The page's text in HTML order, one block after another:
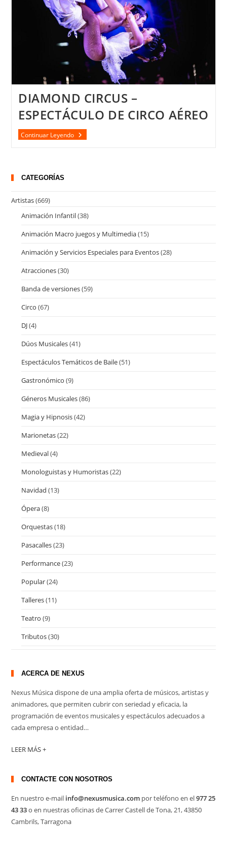
DIAMOND CIRCUS –
ESPECTÁCULO DE CIRCO AÉREO
Continuar LeyendoDIAMOND
CATEGORÍAS
Artistas(669)
Animación Infantil(38)
Animación Macro juegos y Multimedia(15)
Animación y Servicios Especiales para Eventos(28)
Atracciones(30)
Banda de versiones(59)
Circo (67)
DJ(4)
Dúos Musicales(41)
Espectáculos Temáticos de Baile(51)
Gastronómico (9)
Géneros Musicales(86)
Magia y Hipnosis(42)
Marionetas(22)
Medieval(4)
Monologuistas y Humoristas(22)
Navidad (13)
Ópera(8)
Orquestas(18)
Pasacalles(23)
Performance(23)
Popular(24)
Talleres(11)
Teatro (9)
Tributos(30)
ACERCA DE NEXUS
Nexus Música dispone de una amplia oferta de músicos, artistas y
animadores, que permiten cubrir con seriedad y eficacia, la
programación de eventos musicales y espectáculos adecuados a
cada empresa o entidad…
LEER MÁS +
CONTACTE CON NOSOTROS
En nuestro e-mail info@nexusmusica.com por teléfono en el977 25
43 33o en nuestras oficinas de Carrer Castell de Tona, 21, 43850
Cambrils, Tarragona